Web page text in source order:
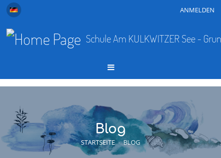
ANMELDEN
Schule Am KULKWITZER See -
Blog
STARTSEITE - BLOG